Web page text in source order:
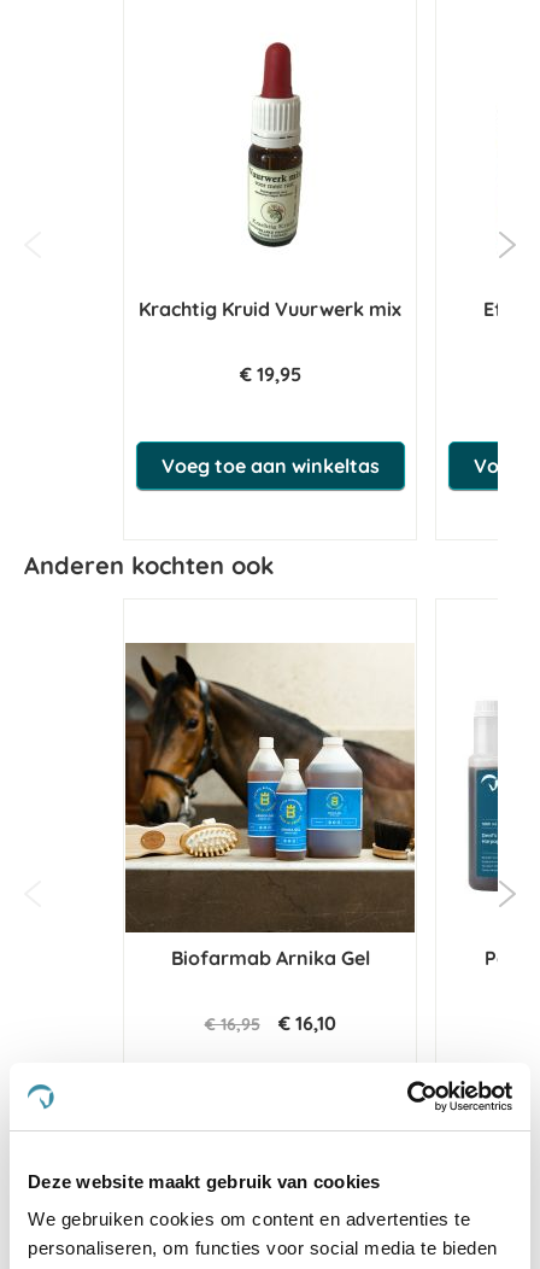
Deze website maakt gebruik van cookies
We gebruiken cookies om content en advertenties te
personaliseren, om functies voor social media te bieden
Krachtig Kruid Vuurwerk mix
€ 19,95
Voeg toe aan winkeltas
Effol
Voeg
Anderen kochten ook
Biofarmab Arnika Gel
€ 16,95 € 16,10
Voeg
4.7
star